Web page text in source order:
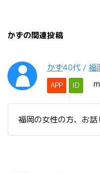
かずの関連投稿
かず40代 / 福
APP ID
福岡の女性の方、お